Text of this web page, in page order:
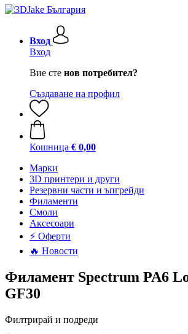
Вход
Вход
Вие сте нов потребител?
Създаване на профил
Кошница € 0,00
Mарки
3D принтери и други
Резервни части и ъпгрейди
Филаменти
Смоли
Аксесоари
⚡ Оферти
🔥 Новости
Филамент Spectrum PA6
GF30
Филтрирай и подреди